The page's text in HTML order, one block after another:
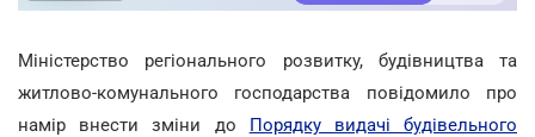
Міністерство регіонального розвитку, будівництва та
житлово-комунального господарства повідомило про
намір внести зміни до Порядку видачі будівельного